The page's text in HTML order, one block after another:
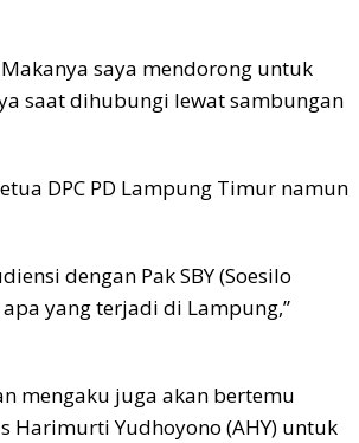
saya mendorong untuk
saat dihubungi lewat sambungan
DPC PD Lampung Timur namun
dengan Pak SBY (Soesilo
yang terjadi di Lampung,”
mengaku juga akan bertemu
Harimurti Yudhoyono (AHY) untuk